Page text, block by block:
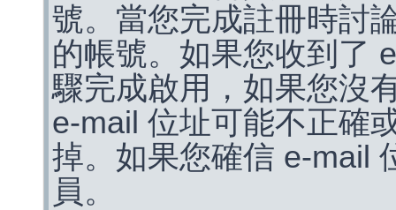
號。當您完成註冊時討
的帳號。如果您收到了
驟完成啟用，如果您沒
e-mail 位址可能不正確
掉。如果您確信 e-mail
員。